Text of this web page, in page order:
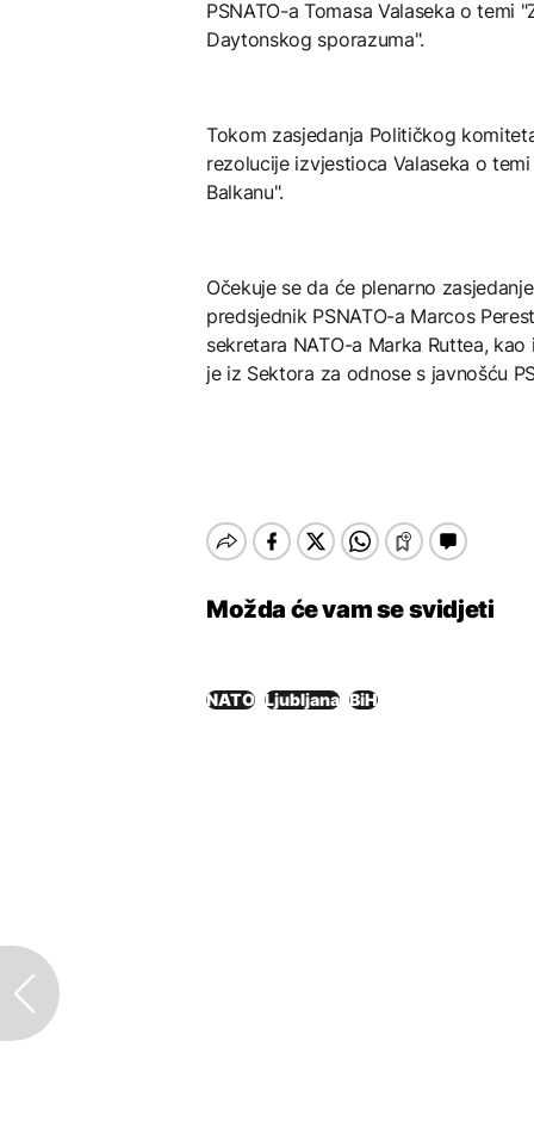
PSNATO-a Tomasa Valaseka o temi
Daytonskog sporazuma".
Tokom zasjedanja Političkog
rezolucije izvjestioca Valaseka o
Balkanu".
Očekuje se da će plenarno
predsjednik PSNATO-a Marcos
sekretara NATO-a Marka Ruttea,
je iz Sektora za odnose s javnošću
Možda će vam se svidjeti
NATO Ljubljana BiH